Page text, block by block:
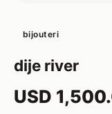
bijouteri
dije river
USD